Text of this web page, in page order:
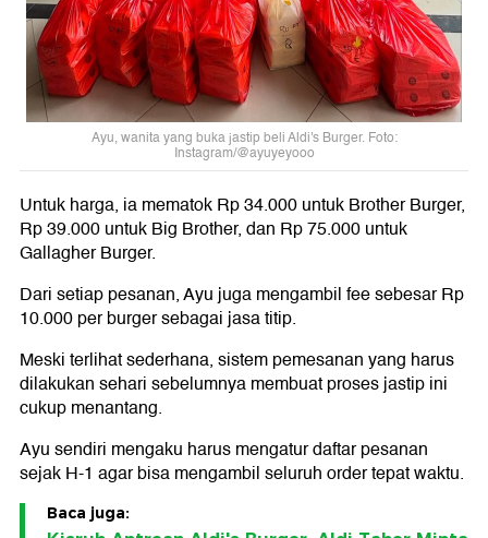
Ayu, wanita yang buka jastip beli Aldi's Burger. Foto:
Instagram/@ayuyeyooo
Untuk harga, ia mematok Rp 34.000 untuk Brother Burger,
Rp 39.000 untuk Big Brother, dan Rp 75.000 untuk
Gallagher Burger.
Dari setiap pesanan, Ayu juga mengambil fee sebesar Rp
10.000 per burger sebagai jasa titip.
Meski terlihat sederhana, sistem pemesanan yang harus
dilakukan sehari sebelumnya membuat proses jastip ini
cukup menantang.
Ayu sendiri mengaku harus mengatur daftar pesanan
sejak H-1 agar bisa mengambil seluruh order tepat waktu.
Baca juga: